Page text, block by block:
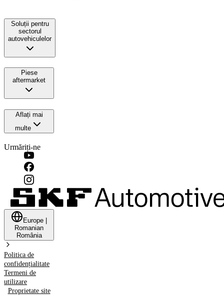
Soluții pentru
sectorul
autovehiculelor
Piese
aftermarket
Aflați mai
multe
Urmăriți-ne
Europe
Romanian
România
Politica de
confidențialitate
Termeni de
utilizare
Proprietate site